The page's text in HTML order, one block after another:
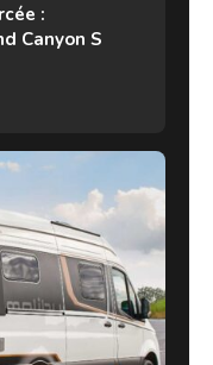
:
Canyon S